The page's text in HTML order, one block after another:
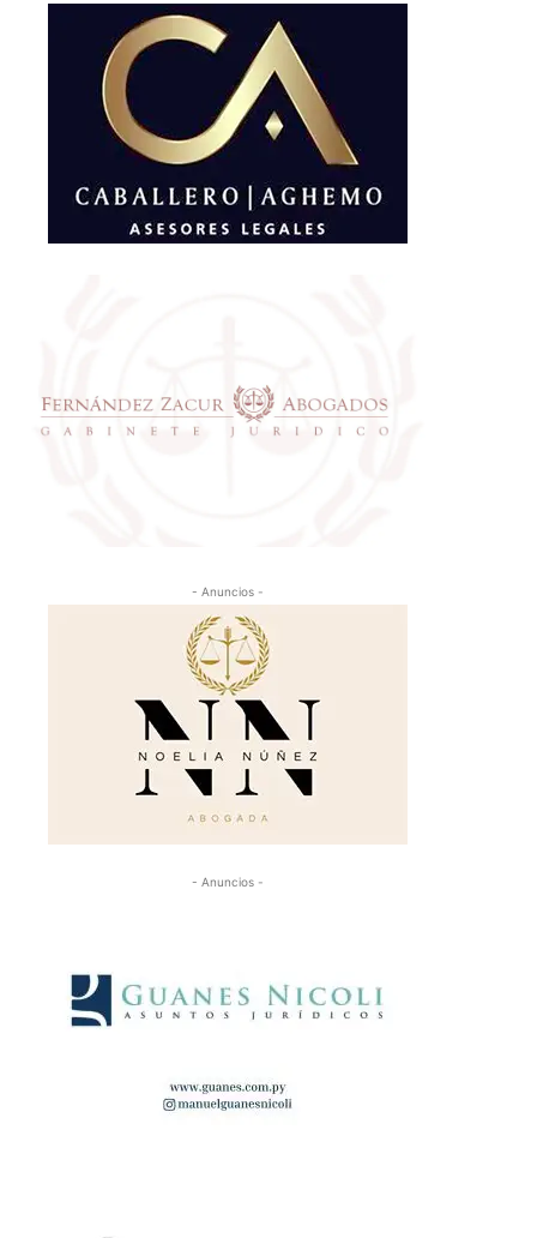
- Anuncios -
- Anuncios -